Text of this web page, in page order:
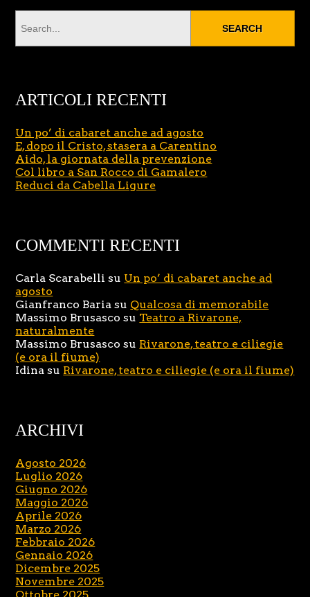
ARTICOLI RECENTI
Un po’ di cabaret anche ad agosto
E, dopo il Cristo, stasera a Carentino
Aido, la giornata della prevenzione
Col libro a San Rocco di Gamalero
Reduci da Cabella Ligure
COMMENTI RECENTI
Carla Scarabelli su Un po’ di cabaret anche ad
agosto
Gianfranco Baria su Qualcosa di memorabile
Massimo Brusasco su Teatro a Rivarone,
naturalmente
Massimo Brusasco su Rivarone, teatro e ciliegie
(e ora il fiume)
Idina su Rivarone, teatro e ciliegie (e ora il fiume)
ARCHIVI
Agosto 2026
Luglio 2026
Giugno 2026
Maggio 2026
Aprile 2026
Marzo 2026
Febbraio 2026
Gennaio 2026
Dicembre 2025
Novembre 2025